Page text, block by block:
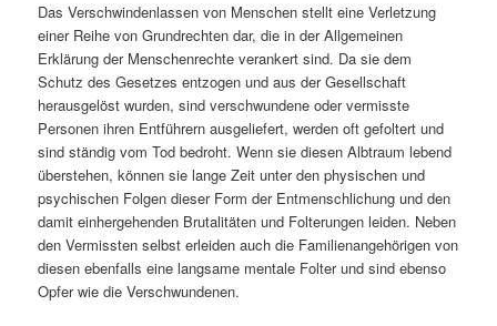
Das Verschwindenlassen von Menschen stellt eine Verletzung
einer Reihe von Grundrechten dar, die in der Allgemeinen
Erklärung der Menschenrechte verankert sind. Da sie dem
Schutz des Gesetzes entzogen und aus der Gesellschaft
herausgelöst wurden, sind verschwundene oder vermisste
Personen ihren Entführern ausgeliefert, werden oft gefoltert und
sind ständig vom Tod bedroht. Wenn sie diesen Albtraum lebend
überstehen, können sie lange Zeit unter den physischen und
psychischen Folgen dieser Form der Entmenschlichung und den
damit einhergehenden Brutalitäten und Folterungen leiden. Neben
den Vermissten selbst erleiden auch die Familienangehörigen von
diesen ebenfalls eine langsame mentale Folter und sind ebenso
Opfer wie die Verschwundenen.